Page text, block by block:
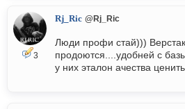
3
Rj_Ric @Rj_Ric
Люди профи стай)))
продоются....удобней с
у них эталон ачества